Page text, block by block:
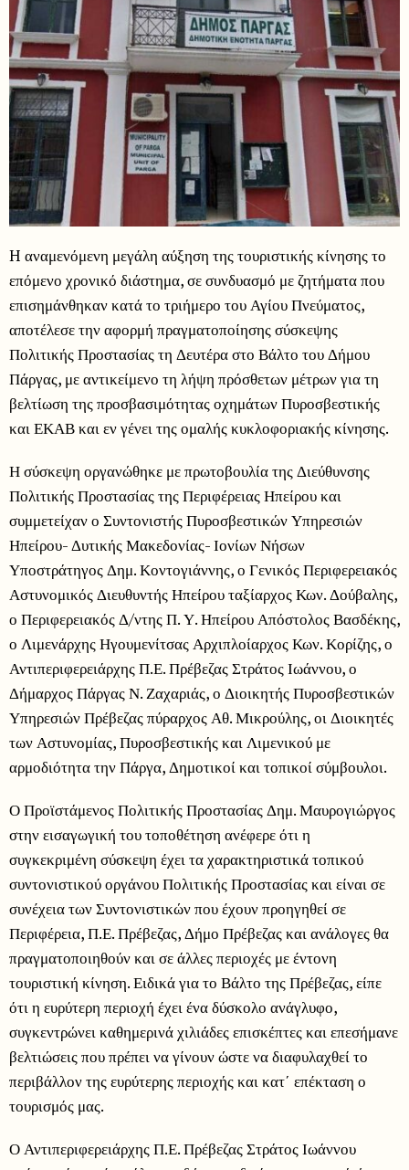
H αναμενόμενη μεγάλη αύξηση της τουριστικής κίνησης το
επόμενο χρονικό διάστημα, σε συνδυασμό με ζητήματα που
επισημάνθηκαν κατά το τριήμερο του Αγίου Πνεύματος,
αποτέλεσε την αφορμή πραγματοποίησης σύσκεψης
Πολιτικής Προστασίας τη Δευτέρα στο Βάλτο του Δήμου
Πάργας, με αντικείμενο τη λήψη πρόσθετων μέτρων για τη
βελτίωση της προσβασιμότητας οχημάτων Πυροσβεστικής
και ΕΚΑΒ και εν γένει της ομαλής κυκλοφοριακής κίνησης.
Η σύσκεψη οργανώθηκε με πρωτοβουλία της Διεύθυνσης
Πολιτικής Προστασίας της Περιφέρειας Ηπείρου και
συμμετείχαν ο Συντονιστής Πυροσβεστικών Υπηρεσιών
Ηπείρου- Δυτικής Μακεδονίας- Ιονίων Νήσων
Υποστράτηγος Δημ. Κοντογιάννης, ο Γενικός Περιφερειακός
Αστυνομικός Διευθυντής Ηπείρου ταξίαρχος Κων. Δούβαλης,
ο Περιφερειακός Δ/ντης Π. Υ. Ηπείρου Απόστολος Βασδέκης,
ο Λιμενάρχης Ηγουμενίτσας Αρχιπλοίαρχος Κων. Κορίζης, ο
Αντιπεριφερειάρχης Π.Ε. Πρέβεζας Στράτος Ιωάννου, ο
Δήμαρχος Πάργας Ν. Ζαχαριάς, ο Διοικητής Πυροσβεστικών
Υπηρεσιών Πρέβεζας πύραρχος Αθ. Μικρούλης, οι Διοικητές
των Αστυνομίας, Πυροσβεστικής και Λιμενικού με
αρμοδιότητα την Πάργα, Δημοτικοί και τοπικοί σύμβουλοι.
Ο Προϊστάμενος Πολιτικής Προστασίας Δημ. Μαυρογιώργος
στην εισαγωγική του τοποθέτηση ανέφερε ότι η
συγκεκριμένη σύσκεψη έχει τα χαρακτηριστικά τοπικού
συντονιστικού οργάνου Πολιτικής Προστασίας και είναι σε
συνέχεια των Συντονιστικών που έχουν προηγηθεί σε
Περιφέρεια, Π.Ε. Πρέβεζας, Δήμο Πρέβεζας και ανάλογες θα
πραγματοποιηθούν και σε άλλες περιοχές με έντονη
τουριστική κίνηση. Ειδικά για το Βάλτο της Πρέβεζας, είπε
ότι η ευρύτερη περιοχή έχει ένα δύσκολο ανάγλυφο,
συγκεντρώνει καθημερινά χιλιάδες επισκέπτες και επεσήμανε
βελτιώσεις που πρέπει να γίνουν ώστε να διαφυλαχθεί το
περιβάλλον της ευρύτερης περιοχής και κατ΄ επέκταση ο
τουρισμός μας.
Ο Αντιπεριφερειάρχης Π.Ε. Πρέβεζας Στράτος Ιωάννου